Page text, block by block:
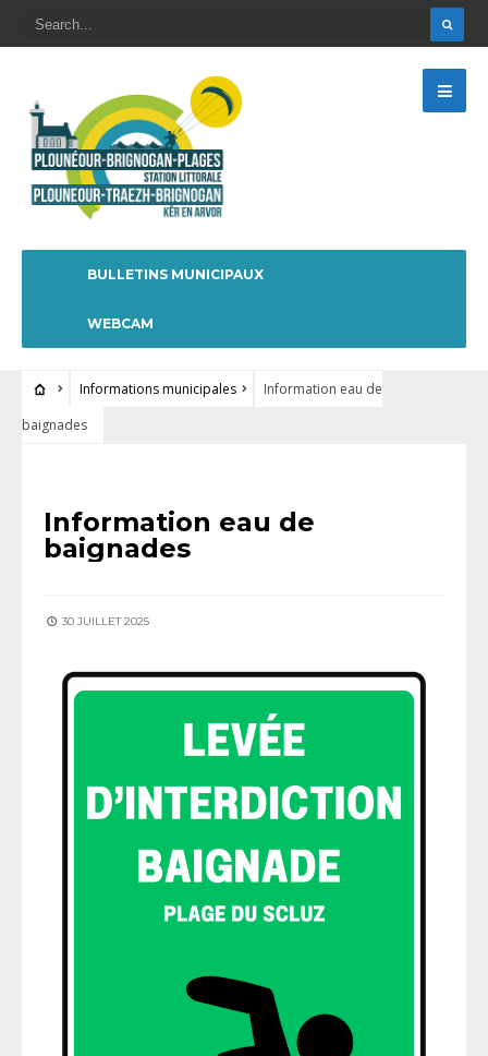
BULLETINS MUNICIPAUX
WEBCAM
Informations municipales
Information eau de
baignades
Information eau de
baignades
30 JUILLET 2025